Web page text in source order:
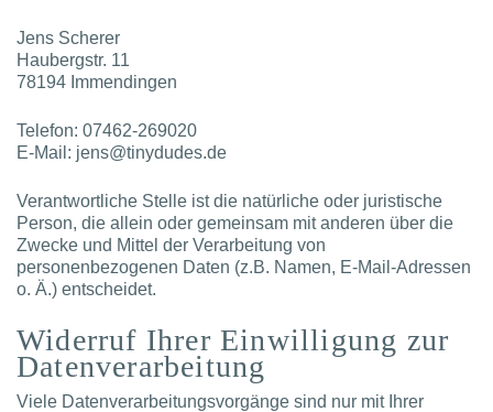
Jens Scherer
Haubergstr. 11
78194 Immendingen
Telefon: 07462-269020
E-Mail: jens@tinydudes.de
Verantwortliche Stelle ist die natürliche oder juristische
Person, die allein oder gemeinsam mit anderen über die
Zwecke und Mittel der Verarbeitung von
personenbezogenen Daten (z.B. Namen, E-Mail-Adressen
o. Ä.) entscheidet.
Widerruf Ihrer Einwilligung zur
Datenverarbeitung
Viele Datenverarbeitungsvorgänge sind nur mit Ihrer